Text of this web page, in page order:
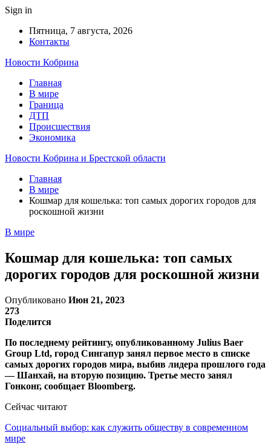
Sign in
Пятница, 7 августа, 2026
Контакты
Новости Кобрина
Главная
В мире
Граница
ДТП
Происшествия
Экономика
Новости Кобрина и Брестской области
Главная
В мире
Кошмар для кошелька: топ самых дорогих городов для
роскошной жизни
В мире
Кошмар для кошелька: топ самых
дорогих городов для роскошной жизни
Опубликовано Июн 21, 2023
273
Поделится
По последнему рейтингу, опубликованному Julius Baer
Group Ltd, город Сингапур занял первое место в списке
самых дорогих городов мира, выбив лидера прошлого года
— Шанхай, на вторую позицию. Третье место занял
Гонконг, сообщает Bloomberg.
Сейчас читают
Социальный выбор: как служить обществу в современном
мире